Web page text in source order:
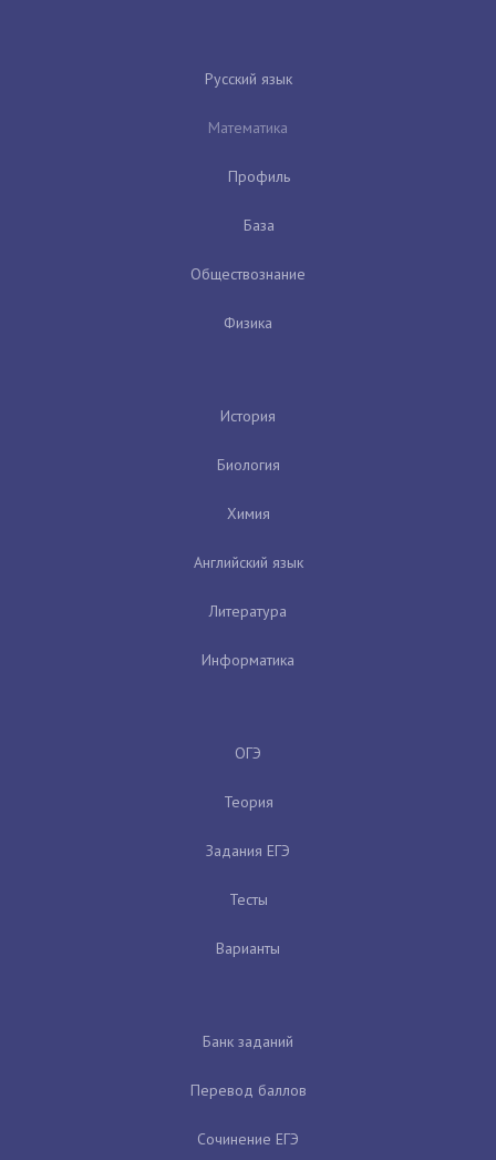
Русский язык
Математика
Профиль
База
Обществознание
Физика
История
Биология
Химия
Английский язык
Литература
Информатика
ОГЭ
Теория
Задания ЕГЭ
Тесты
Варианты
Банк заданий
Перевод баллов
Сочинение ЕГЭ